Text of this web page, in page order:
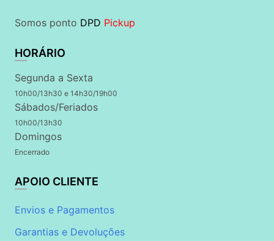
Somos ponto DPD Pickup
HORÁRIO
Segunda a Sexta
10h00/13h30 e 14h30/19h00
Sábados/Feriados
10h00/13h30
Domingos
Encerrado
APOIO CLIENTE
Envios e Pagamentos
Garantias e Devoluções